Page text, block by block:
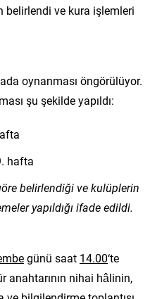
belirlendi ve kura işlemleri
oynanması öngörülüyor.
şu şekilde yapıldı:
hafta
belirlendiği ve kulüplerin
yapıldığı ifade edildi.
günü saat 14.00‘te
anahtarının nihai hâlinin,